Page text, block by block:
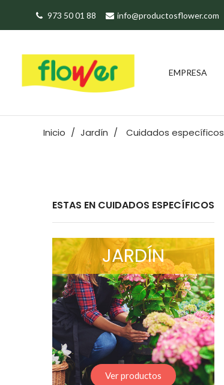
973 50 01 88 info@productosflower.com
EMPRESA
Inicio Jardín Cuidados específicos
ESTAS EN CUIDADOS ESPECÍFICOS
JARDÍN
Ver productos